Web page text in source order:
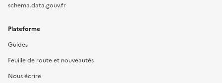
schema.data.gouv.fr
Plateforme
Guides
Feuille de route et nouveautés
Nous écrire